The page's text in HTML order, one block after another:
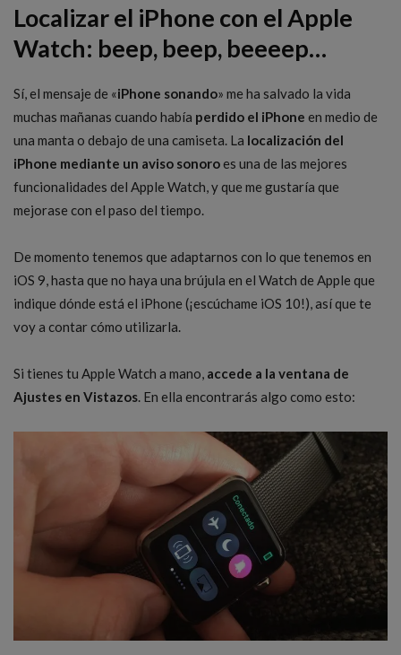
Localizar el iPhone con el Apple
Watch: beep, beep, beeeep…
Sí, el mensaje de «iPhone sonando» me ha salvado la vida
muchas mañanas cuando había perdido el iPhone en medio de
una manta o debajo de una camiseta. La localización del
iPhone mediante un aviso sonoroes una de las mejores
funcionalidades del Apple Watch, y que me gustaría que
mejorase con el paso del tiempo.
De momento tenemos que adaptarnos con lo que tenemos en
iOS 9, hasta que no haya una brújula en el Watch de Apple que
indique dónde está el iPhone (¡escúchame iOS 10!), así que te
voy a contar cómo utilizarla.
Si tienes tu Apple Watch a mano, accede a la ventana de
Ajustes en Vistazos. En ella encontrarás algo como esto: